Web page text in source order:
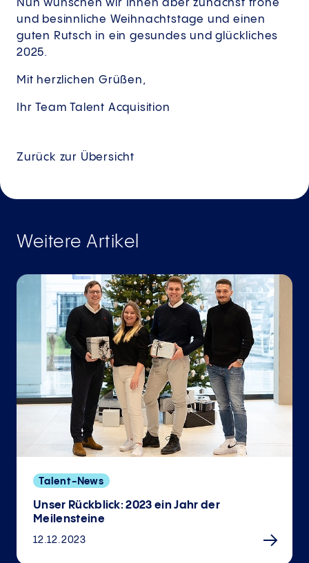
Nun wünschen wir Ihnen aber zunächst frohe
und besinnliche Weihnachtstage und einen
guten Rutsch in ein gesundes und glückliches
2025.
Mit herzlichen Grüßen,
Ihr Team Talent Acquisition
Zurück zur Übersicht
Weitere Artikel
Talent-News
Unser Rückblick: 2023 ein Jahr der
Meilensteine
12.12.2023